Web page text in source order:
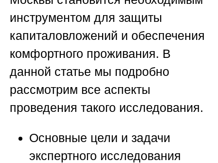
инструментом для защиты
капиталовложений и обеспечения
комфортного проживания. В
данной статье мы подробно
рассмотрим все аспекты
проведения такого исследования.
Основные цели и задачи
экспертного исследования